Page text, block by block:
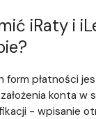
iRaty i
form płatności
konta w
- wpisanie